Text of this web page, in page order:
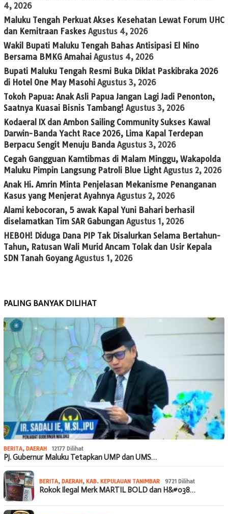
4, 2026
Maluku Tengah Perkuat Akses Kesehatan Lewat Forum UHC
dan Kemitraan Faskes Agustus 4, 2026
Wakil Bupati Maluku Tengah Bahas Antisipasi El Nino
Bersama BMKG Amahai Agustus 4, 2026
Bupati Maluku Tengah Resmi Buka Diklat Paskibraka 2026
di Hotel One May Masohi Agustus 3, 2026
Tokoh Papua: Anak Asli Papua Jangan Lagi Jadi Penonton,
Saatnya Kuasai Bisnis Tambang! Agustus 3, 2026
Kodaeral IX dan Ambon Sailing Community Sukses Kawal
Darwin-Banda Yacht Race 2026, Lima Kapal Terdepan
Berpacu Sengit Menuju Banda Agustus 3, 2026
Cegah Gangguan Kamtibmas di Malam Minggu, Wakapolda
Maluku Pimpin Langsung Patroli Blue Light Agustus 2, 2026
Anak Hi. Amrin Minta Penjelasan Mekanisme Penanganan
Kasus yang Menjerat Ayahnya Agustus 2, 2026
Alami kebocoran, 5 awak Kapal Yuni Bahari berhasil
diselamatkan Tim SAR Gabungan Agustus 1, 2026
HEBOH! Diduga Dana PIP Tak Disalurkan Selama Bertahun-
Tahun, Ratusan Wali Murid Ancam Tolak dan Usir Kepala
SDN Tanah Goyang Agustus 1, 2026
PALING BANYAK DILIHAT
BERITA, DAERAH 12177 Dilihat
Pj. Gubernur Maluku Tetapkan UMP dan UMS…
BERITA, DAERAH, KAB. KEPULAUAN TANIMBAR 9721 Dilihat
Rokok Ilegal Merk MARTIL BOLD dan H&#038…